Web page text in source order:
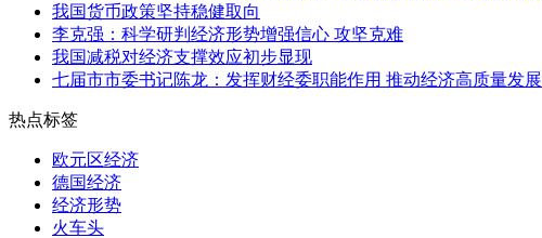
我国货币政策坚持稳健取向
李克强：科学研判经济形势增强信心 攻坚克难
我国减税对经济支撑效应初步显现
七届市市委书记陈龙：发挥财经委职能作用 推动经济高质量发展
热点标签
欧元区经济
德国经济
经济形势
火车头